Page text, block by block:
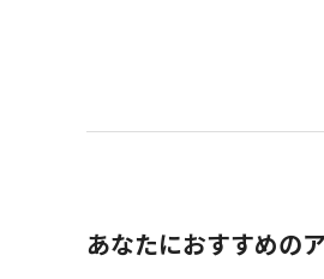
あなたにおすすめの